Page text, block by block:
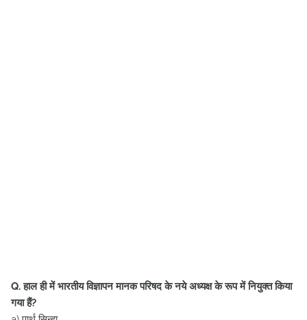
Q. हाल ही में भारतीय विज्ञापन मानक परिषद के नये अध्यक्ष के रूप में नियुक्त किया
गया हैं?